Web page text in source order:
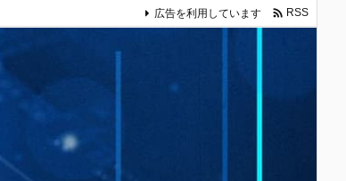
広告を利用しています  RSS